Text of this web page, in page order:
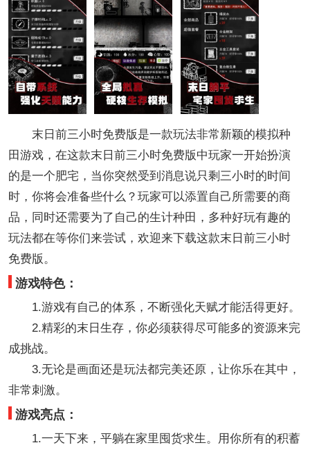
末日前三小时免费版是一款玩法非常新颖的模拟种
田游戏，在这款末日前三小时免费版中玩家一开始扮演
的是一个肥宅，当你突然受到消息说只剩三小时的时间
时，你将会准备些什么？玩家可以添置自己所需要的商
品，同时还需要为了自己的生计种田，多种好玩有趣的
玩法都在等你们来尝试，欢迎来下载这款末日前三小时
免费版。
游戏特色：
1.游戏有自己的体系，不断强化天赋才能活得更好。
2.精彩的末日生存，你必须获得尽可能多的资源来完
成挑战。
3.无论是画面还是玩法都完美还原，让你乐在其中，
非常刺激。
游戏亮点：
1.一天下来，平躺在家里囤货求生。用你所有的积蓄